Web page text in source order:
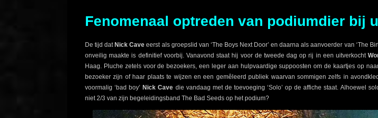
Fenomenaal optreden van podiumdier bij
De tijd datNick Cave eerst als groepslid van ‘The Boys Next Door’ en daarna als aanvoerder van ‘The
onveilig maakte is definitief voorbij. Vanavond staat hij voor de tweede dag op rij in een uitverkocht
Haag. Pluche zetels voor de bezoekers, een leger aan hulpvaardige suppoosten om de kaartjes op
bezoeker zijn of haar plaats te wijzen en een gemêleerd publiek waarvan sommigen zelfs in
voormalig ‘bad boy’Nick Cave die vandaag met de toevoeging ‘Solo’ op de affiche staat. Alhoewel
niet 2/3 van zijn begeleidingsband The Bad Seeds op het podium?